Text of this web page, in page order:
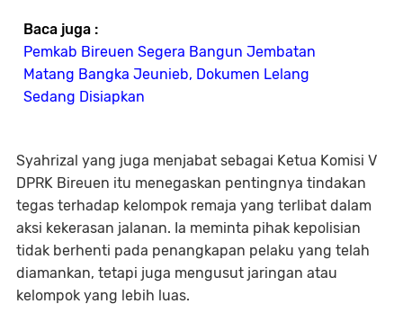
Baca juga :
Pemkab Bireuen Segera Bangun Jembatan
Matang Bangka Jeunieb, Dokumen Lelang
Sedang Disiapkan
Syahrizal yang juga menjabat sebagai Ketua Komisi V
DPRK Bireuen itu menegaskan pentingnya tindakan
tegas terhadap kelompok remaja yang terlibat dalam
aksi kekerasan jalanan. Ia meminta pihak kepolisian
tidak berhenti pada penangkapan pelaku yang telah
diamankan, tetapi juga mengusut jaringan atau
kelompok yang lebih luas.